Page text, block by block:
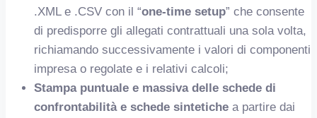
.XML e .CSV con il “one-time setup” che consente
di predisporre gli allegati contrattuali una sola volta,
richiamando successivamente i valori di componenti
impresa o regolate e i relativi calcoli;
Stampa puntuale e massiva delle schede di
confrontabilità e schede sintetiche a partire dai